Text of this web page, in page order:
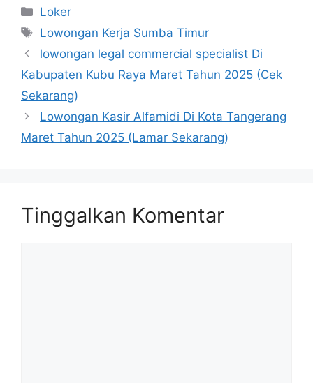
Kategori
Loker
Tag
Lowongan Kerja Sumba Timur
lowongan legal commercial specialist Di
Kabupaten Kubu Raya Maret Tahun 2025 (Cek
Sekarang)
Lowongan Kasir Alfamidi Di Kota Tangerang
Maret Tahun 2025 (Lamar Sekarang)
Tinggalkan Komentar